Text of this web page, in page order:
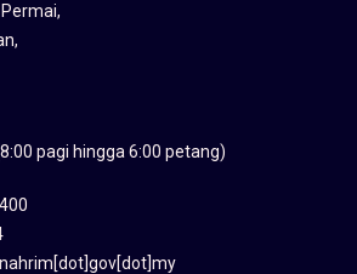
pagi hingga 6:00 petang)